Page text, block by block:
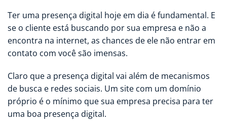
Ter uma presença digital hoje em dia é fundamental. E
se o cliente está buscando por sua empresa e não a
encontra na internet, as chances de ele não entrar em
contato com você são imensas.
Claro que a presença digital vai além de mecanismos
de busca e redes sociais. Um site com um domínio
próprio é o mínimo que sua empresa precisa para ter
uma boa presença digital.